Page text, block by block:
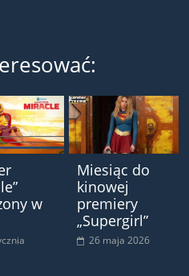
w
Miesiąc do
kinowej
premiery
„Supergirl”
26 maja 2026